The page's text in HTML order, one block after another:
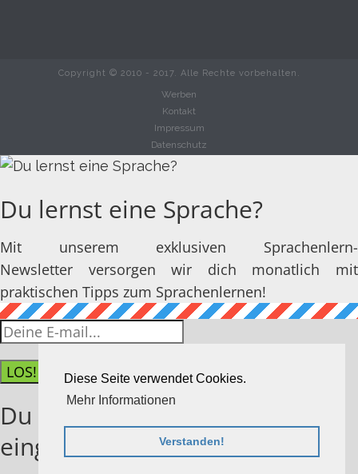
Diese Seite verwendet Cookies.
Mehr Informationen
Verstanden!
Copyright © 2010 - 2017. Alle Rechte vorbehalten.
Werben
Kontakt
Impressum
Datenschutz
Du lernst eine Sprache?
Mit unserem exklusiven Sprachenlern-
Newsletter versorgen wir dich monatlich mit
praktischen Tipps zum Sprachenlernen!
LOS!
Du hast dich erfolgreich
eingetragen!